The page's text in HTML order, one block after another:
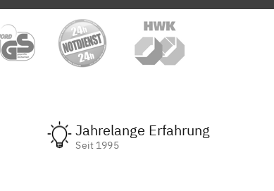
Jahrelange Erfahrung
Seit 1995